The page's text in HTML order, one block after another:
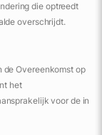
die optreedt
overschrijdt.
de Overeenkomst op
het
voor de in